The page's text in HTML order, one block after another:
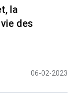
la
des
06-02-2023